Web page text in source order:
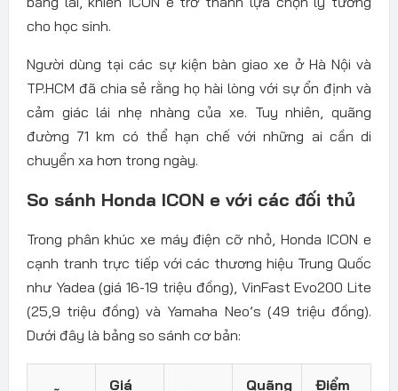
cho học sinh.
Người dùng tại các sự kiện bàn giao xe ở Hà Nội và
TP.HCM đã chia sẻ rằng họ hài lòng với sự ổn định và
cảm giác lái nhẹ nhàng của xe. Tuy nhiên, quãng
đường 71 km có thể hạn chế với những ai cần di
chuyển xa hơn trong ngày.
So sánh Honda ICON e với các đối thủ
Trong phân khúc xe máy điện cỡ nhỏ, Honda ICON e
cạnh tranh trực tiếp với các thương hiệu Trung Quốc
như Yadea (giá 16-19 triệu đồng), VinFast Evo200 Lite
(25,9 triệu đồng) và Yamaha Neo’s (49 triệu đồng).
Dưới đây là bảng so sánh cơ bản:
Giá
Quãng
Điểm